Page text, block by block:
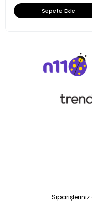
Sepete Ekle
Siparişleriniz